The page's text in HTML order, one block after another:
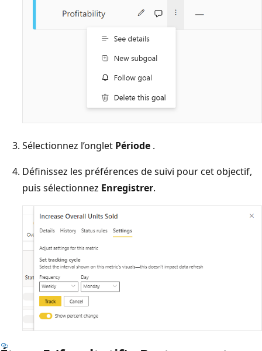
Sélectionnez l’onglet Période .
Définissez les préférences de suivi pour cet objectif,
puis sélectionnez Enregistrer.